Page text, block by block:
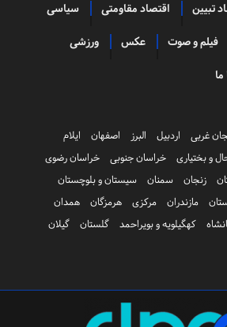
تبیین اقتصاد مقاومتی سیاسی
فیلم و صوت عکس ورزشی
غربی اردبیل البرز اصفهان
ایلام
و بختیاری خراسان جنوبی
خراسان رضوی
زنجان سمنان
سیستان و بلوچستان
مازندران مرکزی هرمزگان
همدان
کهگیلویه و بویراحمد گلستان
گیلان